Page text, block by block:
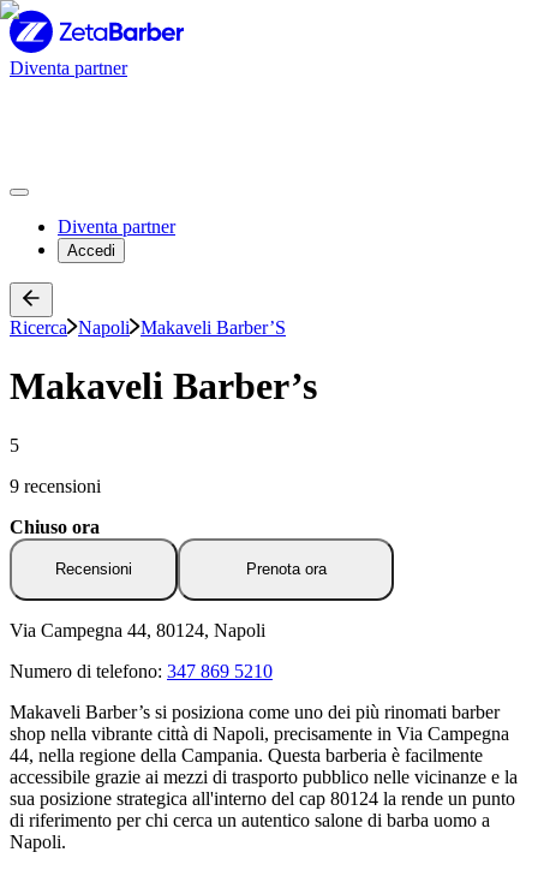
Diventa partner
Diventa partner
Accedi
Ricerca Napoli Makaveli Barber’S
Makaveli Barber’s
5
9 recensioni
Chiuso ora
Recensioni Prenota ora
Via Campegna 44, 80124, Napoli
Numero di telefono: 347 869 5210
Makaveli Barber’s si posiziona come uno dei più rinomati barber
shop nella vibrante città di Napoli, precisamente in Via Campegna
44, nella regione della Campania. Questa barberia è facilmente
accessibile grazie ai mezzi di trasporto pubblico nelle vicinanze e la
sua posizione strategica all'interno del cap 80124 la rende un punto
di riferimento per chi cerca un autentico salone di barba uomo a
Napoli.